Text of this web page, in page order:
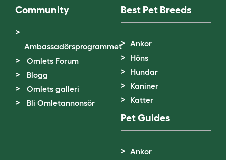
Community
Ambassadörsprogrammet
Omlets Forum
Blogg
Omlets galleri
Bli Omletannonsör
Best Pet Breeds
Ankor
Höns
Hundar
Kaniner
Katter
Pet Guides
Ankor